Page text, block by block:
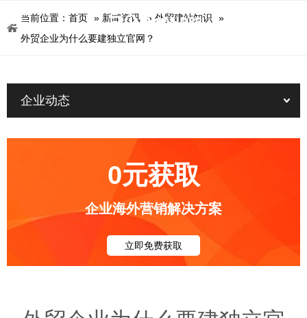
当前位置： 首页 » 新闻资讯 » 外贸建站知识
»
外贸企业为什么要建独立官网？
企业动态
0元获取
企业海外营销解决方案
立即免费获取